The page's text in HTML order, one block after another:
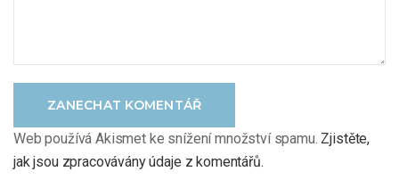
ZANECHAT KOMENTÁŘ
Web používá Akismet ke snížení množství spamu. Zjistěte,
jak jsou zpracovávány údaje z komentářů.